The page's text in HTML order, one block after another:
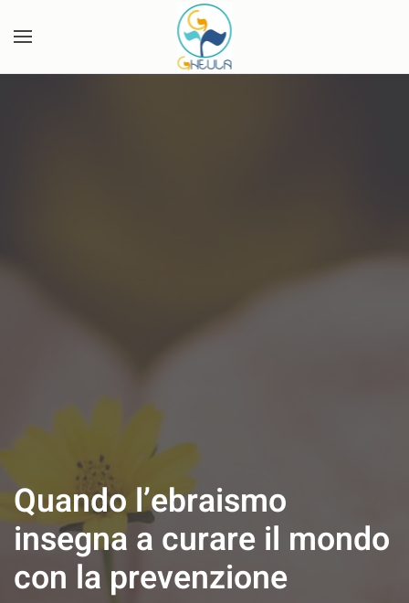
Quando l’ebraismo
insegna a curare il mondo
con la prevenzione